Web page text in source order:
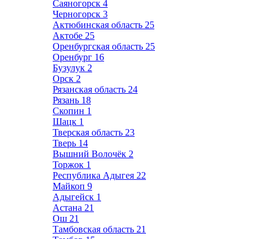
Саяногорск 4
Черногорск 3
Актюбинская область 25
Актобе 25
Оренбургская область 25
Оренбург 16
Бузулук 2
Орск 2
Рязанская область 24
Рязань 18
Скопин 1
Шацк 1
Тверская область 23
Тверь 14
Вышний Волочёк 2
Торжок 1
Республика Адыгея 22
Майкоп 9
Адыгейск 1
Астана 21
Ош 21
Тамбовская область 21